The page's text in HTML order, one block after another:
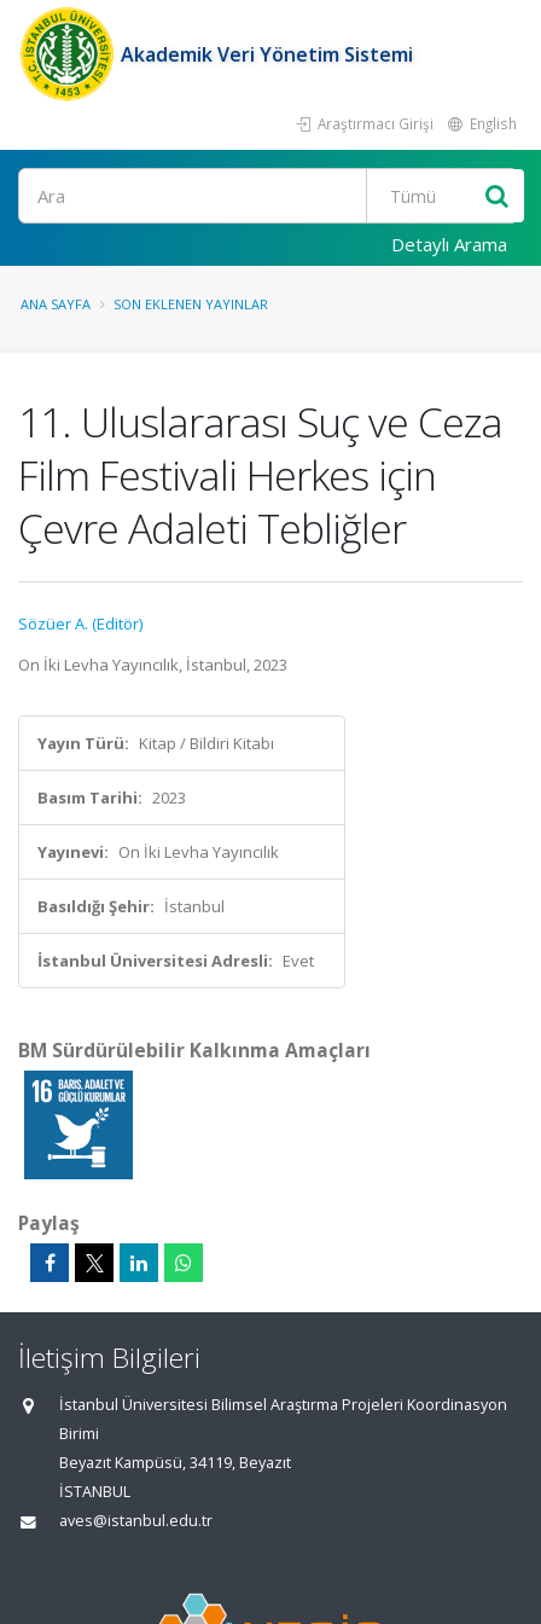
Akademik Veri Yönetim Sistemi
Araştırmacı Girişi English
Ara
Detaylı Arama
ANA SAYFA SON EKLENEN YAYINLAR
11. Uluslararası Suç ve Ceza
Film Festivali Herkes için
Çevre Adaleti Tebliğler
Sözüer A. (Editör)
On İki Levha Yayıncılık, İstanbul, 2023
Yayın Türü: Kitap / Bildiri Kitabı
Basım Tarihi: 2023
Yayınevi: On İki Levha Yayıncılık
Basıldığı Şehir: İstanbul
İstanbul Üniversitesi Adresli: Evet
BM Sürdürülebilir Kalkınma Amaçları
Paylaş
İletişim Bilgileri
İstanbul Üniversitesi Bilimsel Araştırma Projeleri Koordinasyon
Birimi
Beyazıt Kampüsü, 34119, Beyazıt
İSTANBUL
aves@istanbul.edu.tr